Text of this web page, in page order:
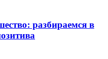
разбираемся в